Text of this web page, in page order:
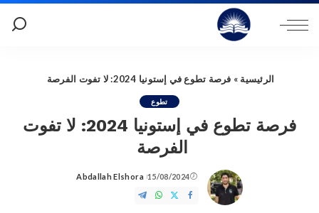
الرئيسية » فرصة تطوع في إستونيا 2024: لا تفوت الفرصة
تطوع
فرصة تطوع في إستونيا 2024: لا تفوت
الفرصة
15/08/2024
Posted
by
Abdallah Elshora